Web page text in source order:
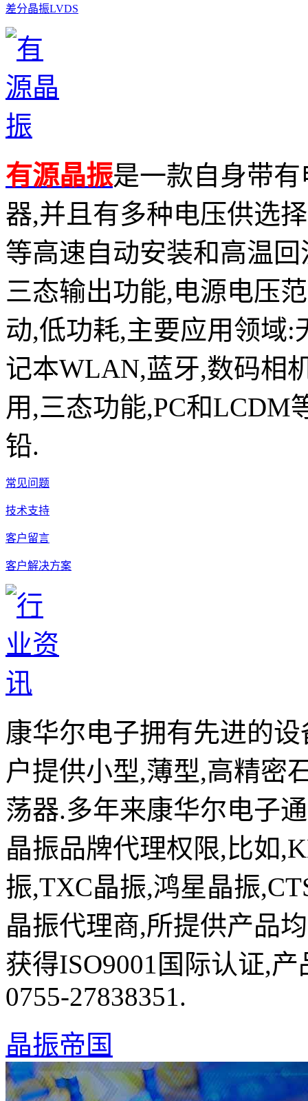
差分晶振LVDS
有源晶振是一款自身带
器,并且有多种电压供选
等高速自动安装和高温
三态输出功能,电源电压
动,低功耗,主要应用领域
记本WLAN,蓝牙,数码相
用,三态功能,PC和LCDM
铅.
常见问题
技术支持
客户留言
客户解决方案
康华尔电子拥有先进的
户提供小型,薄型,高精密
荡器.多年来康华尔电子
晶振品牌代理权限,比如
振,TXC晶振,鸿星晶振
晶振代理商,所提供产品
获得ISO9001国际认证,
0755-27838351.
晶振帝国